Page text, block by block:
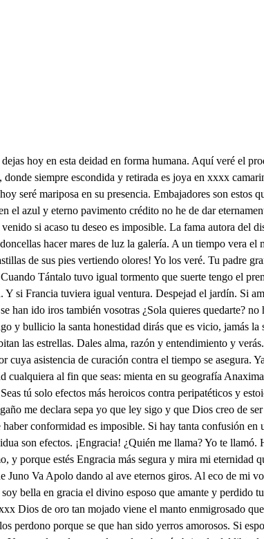
que esperas luna y sol Aunque perfectos de esta causa individua son efectos. ¡Engracia! ¿Quién me llama? Yo te llamó. Hombre como profanas mi clausura ¿no está el jardín cerrado? ¡Cómo te amo! tan gloriosa ocasión mi amor procura ¡Gente! ¡criados! Tu virtud no infamo, y porque estés Engracia más segura y mira mi eternidad que yo soy solo quien se admira el sol y tiempla Apolo. Eres Júpiter sacro eres Neptuno gobernando provincias y decafiros, eres el mayor Dios padre de Juno Va Apolo dando al ave eternos giros. Al eco de mi voz, no hay Dios ninguno. ¿Quién eres que perviertes mis retiros? Soy quien retiene amor. Flamarme quieres soberana deidad, dime ¿quién eres? Yo soy bella en gracia el divino esposo que amante y perdido tus umbrales rondo, del Líbano vengo fatigado y solo, los pies sin sandalias por cardos y abrojos. xxxx rociado mi cabello andrajoso estrellas de perlas xxxx Dios de oro tan mojado viene el manto enmigrosado que al peso parece de otra cruz les pongo traigo el pecho abierto manos y píes rotos xxxx herida. ¡Que el monte estragoso! Yerros me han llagado, mas yo los perdono porque se que han sido yerros amorosos. Si esposo pretendes fuerte sabio y dócil David me da el cetro Salomón el xxxx. Si las partes tengo y aquí te propongo. No es bien que me dejes Engracia por otro. Yo soy el cordero que las culpas borró abriendo del libro los pendientes plomos. Yo soy a quién buscas que esos a quién locos honran los gentiles son dioses, demonios y si de quién soy ¿Quieres testimonios? ¡Hacedme esos cielos! Príncipe notorio mira pobre sol inefable honor que es tuyo si aquí para en uno somos. Bendito sea el que viene en nombre del señor. Soberano rey, esposo divino que pisáis estrellas por campos impíos para conocer que sois infinito, qué más testimonio que haberos visto luz sois ¡sé la luz que alumbrar nos vino! Pues a vuestra espalda es el sol un xxxx ya ves pendiente en alma yací de vuestra deidad sacras para ninfas y a los cielos veo que orar xxxx xxxxx A vuestra palabra parecen de vidrio, las sois de los tiempos deidad de los siglos que en letras eternas lo encontráis escrito en vuestra presencia tal grandeza miro que con vos